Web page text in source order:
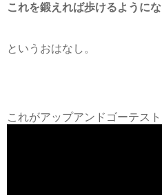
これを鍛えれば歩けるようにな
というおはなし。
これがアップアンドゴーテス